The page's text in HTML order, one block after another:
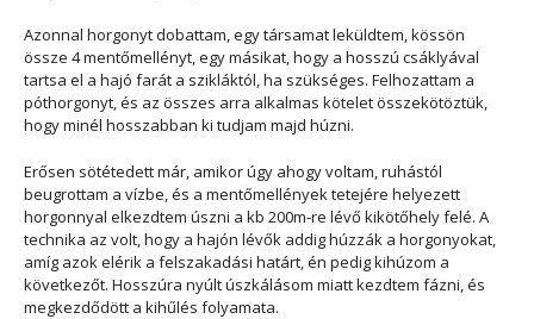
Azonnal horgonyt dobattam, egy társamat leküldtem, kössön
össze 4 mentőmellényt, egy másikat, hogy a hosszú csáklyával
tartsa el a hajó farát a szikláktól, ha szükséges. Felhozattam a
póthorgonyt, és az összes arra alkalmas kötelet összekötöztük,
hogy minél hosszabban ki tudjam majd húzni.
Erősen sötétedett már, amikor úgy ahogy voltam, ruhástól
beugrottam a vízbe, és a mentőmellények tetejére helyezett
horgonnyal elkezdtem úszni a kb 200m-re lévő kikötőhely felé. A
technika az volt, hogy a hajón lévők addig húzzák a horgonyokat,
amíg azok elérik a felszakadási határt, én pedig kihúzom a
következőt. Hosszúra nyúlt úszkálásom miatt kezdtem fázni, és
megkezdődött a kihűlés folyamata.